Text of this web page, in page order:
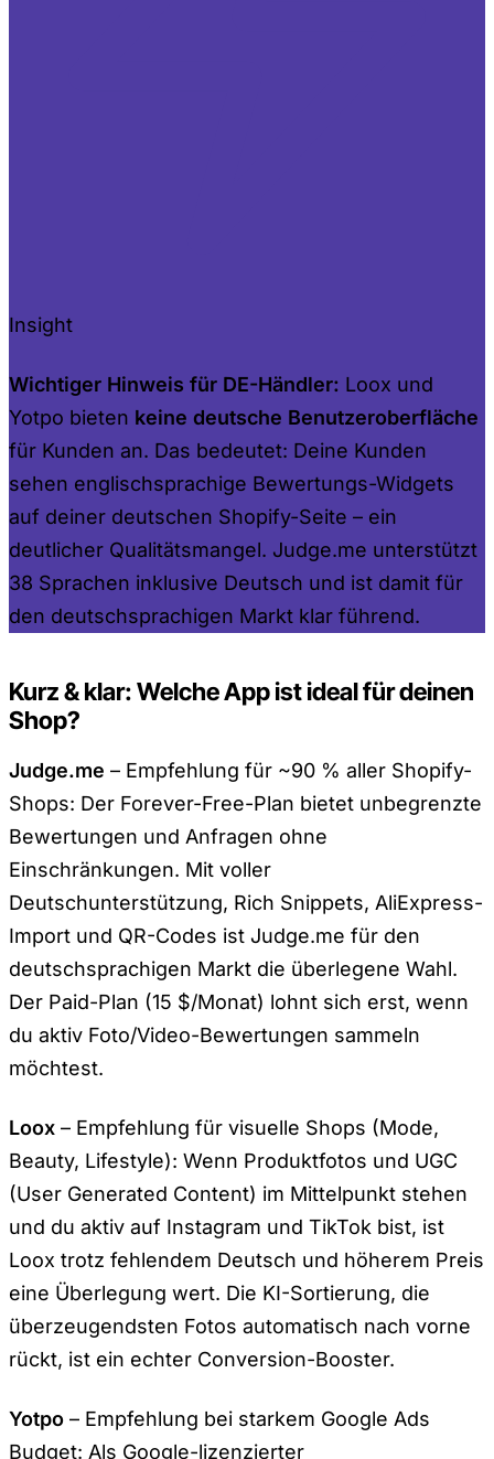
Insight
Wichtiger Hinweis für DE-Händler: Loox und
Yotpo bieten keine deutsche Benutzeroberfläche
für Kunden an. Das bedeutet: Deine Kunden
sehen englischsprachige Bewertungs-Widgets
auf deiner deutschen Shopify-Seite – ein
deutlicher Qualitätsmangel. Judge.me unterstützt
38 Sprachen inklusive Deutsch und ist damit für
den deutschsprachigen Markt klar führend.
Kurz & klar: Welche App ist ideal für deinen
Shop?
Judge.me – Empfehlung für ~90 % aller Shopify-
Shops: Der Forever-Free-Plan bietet unbegrenzte
Bewertungen und Anfragen ohne
Einschränkungen. Mit voller
Deutschunterstützung, Rich Snippets, AliExpress-
Import und QR-Codes ist Judge.me für den
deutschsprachigen Markt die überlegene Wahl.
Der Paid-Plan (15 $/Monat) lohnt sich erst, wenn
du aktiv Foto/Video-Bewertungen sammeln
möchtest.
Loox – Empfehlung für visuelle Shops (Mode,
Beauty, Lifestyle): Wenn Produktfotos und UGC
(User Generated Content) im Mittelpunkt stehen
und du aktiv auf Instagram und TikTok bist, ist
Loox trotz fehlendem Deutsch und höherem Preis
eine Überlegung wert. Die KI-Sortierung, die
überzeugendsten Fotos automatisch nach vorne
rückt, ist ein echter Conversion-Booster.
Yotpo – Empfehlung bei starkem Google Ads
Budget: Als Google-lizenzierter